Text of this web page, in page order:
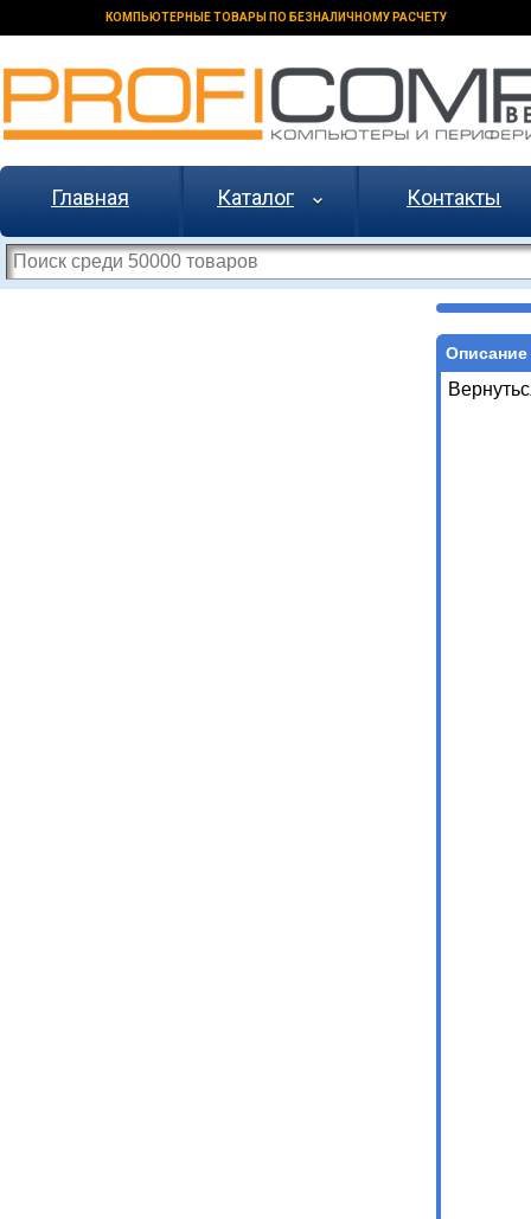
КОМПЬЮТЕРНЫЕ ТОВАРЫ ПО БЕЗНАЛИЧНОМУ РАСЧЕТУ
Главная Каталог Контакты
Описание